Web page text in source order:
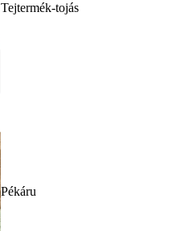
Tejtermék-tojás
Pékáru